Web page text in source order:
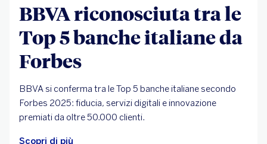
BBVA riconosciuta tra le
Top 5 banche italiane da
Forbes
BBVA si conferma tra le Top 5 banche italiane secondo
Forbes 2025: fiducia, servizi digitali e innovazione
premiati da oltre 50.000 clienti.
Scopri di più